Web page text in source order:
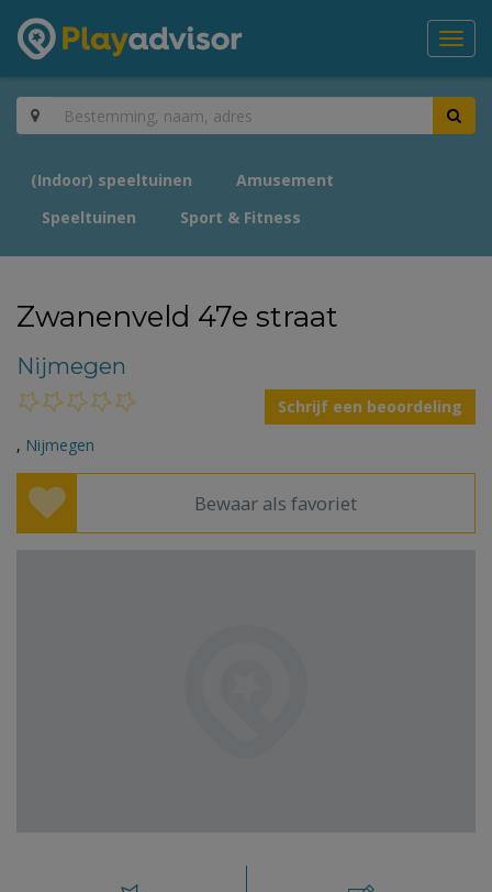
(Indoor) speeltuinen
Amusement
Speeltuinen
Sport & Fitness
Zwanenveld 47e straat
Nijmegen
Schrijf een beoordeling
, Nijmegen
Bewaar als favoriet